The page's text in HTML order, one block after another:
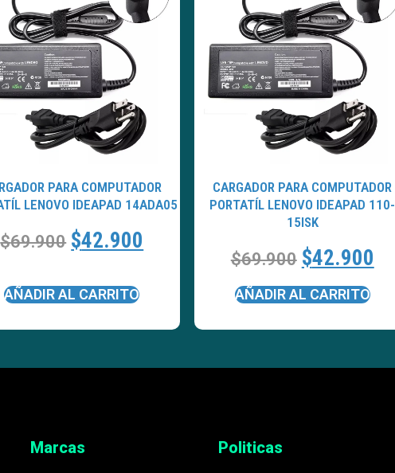
PARA COMPUTADOR
LENOVO IDEAPAD 14ADA05
$69.900 $42.900
AÑADIR AL CARRITO
CARGADOR PARA COMPUTADOR
PORTATÍL LENOVO IDEAPAD 110-
15ISK
$69.900 $42.900
AÑADIR AL CARRITO
Marcas Politicas